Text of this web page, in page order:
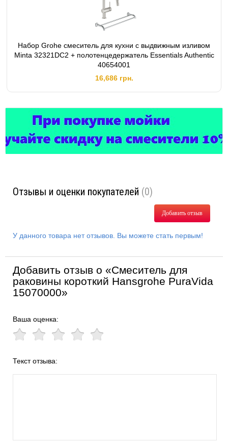
Набор Grohe смеситель для кухни с выдвижным изливом
Minta 32321DC2 + полотенцедержатель Essentials Authentic
40654001
16,686 грн.
Отзывы и оценки покупателей (0)
Добавить отзыв
У данного товара нет отзывов. Вы можете стать первым!
Добавить отзыв о «Смеситель для
раковины короткий Hansgrohe PuraVida
15070000»
Ваша оценка:
Текст отзыва: